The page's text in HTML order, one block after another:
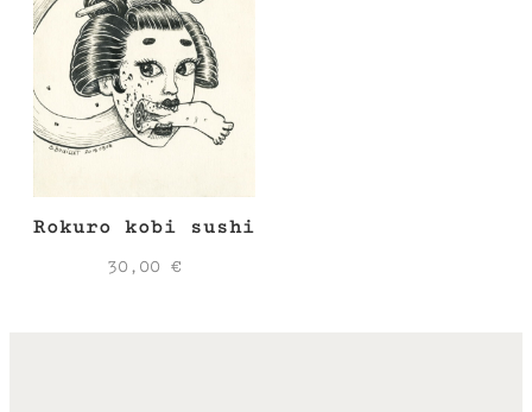
Rokuro kobi sushi
30,00€